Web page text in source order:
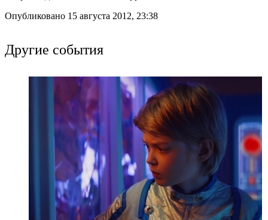
Опубликовано 15 августа 2012, 23:38
Другие события